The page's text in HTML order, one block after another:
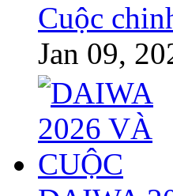
Cuộc
Jan 09,